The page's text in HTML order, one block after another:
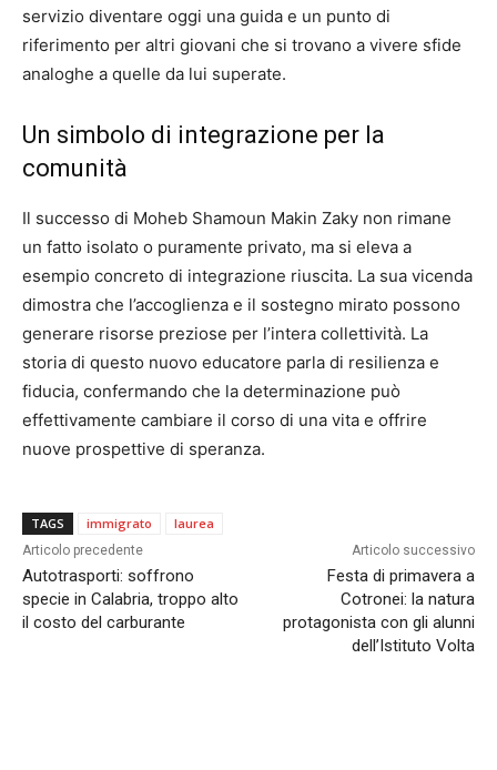
servizio diventare oggi una guida e un punto di
riferimento per altri giovani che si trovano a vivere sfide
analoghe a quelle da lui superate.
Un simbolo di integrazione per la
comunità
Il successo di Moheb Shamoun Makin Zaky non rimane
un fatto isolato o puramente privato, ma si eleva a
esempio concreto di integrazione riuscita. La sua vicenda
dimostra che l’accoglienza e il sostegno mirato possono
generare risorse preziose per l’intera collettività. La
storia di questo nuovo educatore parla di resilienza e
fiducia, confermando che la determinazione può
effettivamente cambiare il corso di una vita e offrire
nuove prospettive di speranza.
TAGS immigrato laurea
Articolo precedente
Autotrasporti: soffrono
specie in Calabria, troppo alto
il costo del carburante
Articolo successivo
Festa di primavera a
Cotronei: la natura
protagonista con gli alunni
dell’Istituto Volta